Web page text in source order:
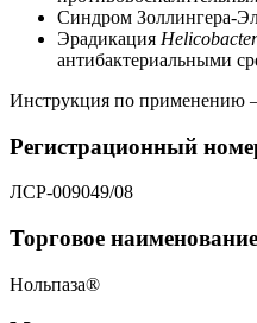
Синдром Золлингера-
Эрадикация Helicobacter
антибактериальными
Инструкция по применению
Регистрационный
ЛСР-009049/08
Торговое наименование
Нольпаза®